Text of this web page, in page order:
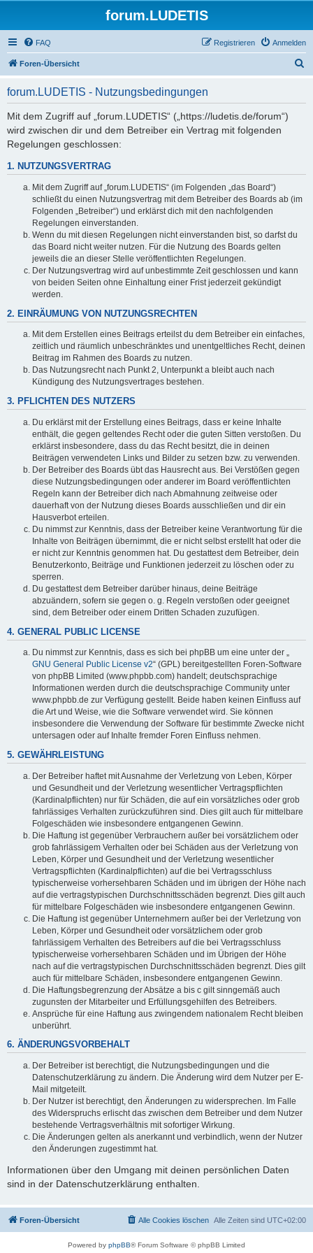
forum.LUDETIS
FAQ Anmelden
Registrieren
Foren-Übersicht
forum.LUDETIS - Nutzungsbedingungen
Mit dem Zugriff auf „forum.LUDETIS“ („https://ludetis.de/forum“)
wird zwischen dir und dem Betreiber ein Vertrag mit folgenden
Regelungen geschlossen:
1. NUTZUNGSVERTRAG
Mit dem Zugriff auf „forum.LUDETIS“ (im Folgenden „das Board“)
schließt du einen Nutzungsvertrag mit dem Betreiber des Boards ab (im
Folgenden „Betreiber“) und erklärst dich mit den nachfolgenden
Regelungen einverstanden.
Wenn du mit diesen Regelungen nicht einverstanden bist, so darfst du
das Board nicht weiter nutzen. Für die Nutzung des Boards gelten
jeweils die an dieser Stelle veröffentlichten Regelungen.
Der Nutzungsvertrag wird auf unbestimmte Zeit geschlossen und kann
von beiden Seiten ohne Einhaltung einer Frist jederzeit gekündigt
werden.
2. EINRÄUMUNG VON NUTZUNGSRECHTEN
Mit dem Erstellen eines Beitrags erteilst du dem Betreiber ein einfaches,
zeitlich und räumlich unbeschränktes und unentgeltliches Recht, deinen
Beitrag im Rahmen des Boards zu nutzen.
Das Nutzungsrecht nach Punkt 2, Unterpunkt a bleibt auch nach
Kündigung des Nutzungsvertrages bestehen.
3. PFLICHTEN DES NUTZERS
Du erklärst mit der Erstellung eines Beitrags, dass er keine Inhalte
enthält, die gegen geltendes Recht oder die guten Sitten verstoßen. Du
erklärst insbesondere, dass du das Recht besitzt, die in deinen
Beiträgen verwendeten Links und Bilder zu setzen bzw. zu verwenden.
Der Betreiber des Boards übt das Hausrecht aus. Bei Verstößen gegen
diese Nutzungsbedingungen oder anderer im Board veröffentlichten
Regeln kann der Betreiber dich nach Abmahnung zeitweise oder
dauerhaft von der Nutzung dieses Boards ausschließen und dir ein
Hausverbot erteilen.
Du nimmst zur Kenntnis, dass der Betreiber keine Verantwortung für die
Inhalte von Beiträgen übernimmt, die er nicht selbst erstellt hat oder die
er nicht zur Kenntnis genommen hat. Du gestattest dem Betreiber, dein
Benutzerkonto, Beiträge und Funktionen jederzeit zu löschen oder zu
sperren.
Du gestattest dem Betreiber darüber hinaus, deine Beiträge
abzuändern, sofern sie gegen o. g. Regeln verstoßen oder geeignet
sind, dem Betreiber oder einem Dritten Schaden zuzufügen.
4. GENERAL PUBLIC LICENSE
Du nimmst zur Kenntnis, dass es sich bei phpBB um eine unter der „
GNU General Public License v2“ (GPL) bereitgestellten Foren-Software
von phpBB Limited (www.phpbb.com) handelt; deutschsprachige
Informationen werden durch die deutschsprachige Community unter
www.phpbb.de zur Verfügung gestellt. Beide haben keinen Einfluss auf
die Art und Weise, wie die Software verwendet wird. Sie können
insbesondere die Verwendung der Software für bestimmte Zwecke nicht
untersagen oder auf Inhalte fremder Foren Einfluss nehmen.
5. GEWÄHRLEISTUNG
Der Betreiber haftet mit Ausnahme der Verletzung von Leben, Körper
und Gesundheit und der Verletzung wesentlicher Vertragspflichten
(Kardinalpflichten) nur für Schäden, die auf ein vorsätzliches oder grob
fahrlässiges Verhalten zurückzuführen sind. Dies gilt auch für mittelbare
Folgeschäden wie insbesondere entgangenen Gewinn.
Die Haftung ist gegenüber Verbrauchern außer bei vorsätzlichem oder
grob fahrlässigem Verhalten oder bei Schäden aus der Verletzung von
Leben, Körper und Gesundheit und der Verletzung wesentlicher
Vertragspflichten (Kardinalpflichten) auf die bei Vertragsschluss
typischerweise vorhersehbaren Schäden und im übrigen der Höhe nach
auf die vertragstypischen Durchschnittsschäden begrenzt. Dies gilt auch
für mittelbare Folgeschäden wie insbesondere entgangenen Gewinn.
Die Haftung ist gegenüber Unternehmern außer bei der Verletzung von
Leben, Körper und Gesundheit oder vorsätzlichem oder grob
fahrlässigem Verhalten des Betreibers auf die bei Vertragsschluss
typischerweise vorhersehbaren Schäden und im Übrigen der Höhe
nach auf die vertragstypischen Durchschnittsschäden begrenzt. Dies gilt
auch für mittelbare Schäden, insbesondere entgangenen Gewinn.
Die Haftungsbegrenzung der Absätze a bis c gilt sinngemäß auch
zugunsten der Mitarbeiter und Erfüllungsgehilfen des Betreibers.
Ansprüche für eine Haftung aus zwingendem nationalem Recht bleiben
unberührt.
6. ÄNDERUNGSVORBEHALT
Der Betreiber ist berechtigt, die Nutzungsbedingungen und die
Datenschutzerklärung zu ändern. Die Änderung wird dem Nutzer per E-
Mail mitgeteilt.
Der Nutzer ist berechtigt, den Änderungen zu widersprechen. Im Falle
des Widerspruchs erlischt das zwischen dem Betreiber und dem Nutzer
bestehende Vertragsverhältnis mit sofortiger Wirkung.
Die Änderungen gelten als anerkannt und verbindlich, wenn der Nutzer
den Änderungen zugestimmt hat.
Informationen über den Umgang mit deinen persönlichen Daten
sind in der Datenschutzerklärung enthalten.
Foren-Übersicht Alle Zeiten sind UTC+02:00
Alle Cookies löschen
Powered by phpBB® Forum Software © phpBB Limited